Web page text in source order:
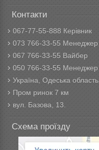
Контакти
067-77-55-888 Керівник
073 766-33-55 Менеджер
067 766-33-55 Вайбер
050 766-33-55 Менеджер
Україна, Одеська область,
Пром ринок 7 км
вул. Базова, 13.
Схема проїзду